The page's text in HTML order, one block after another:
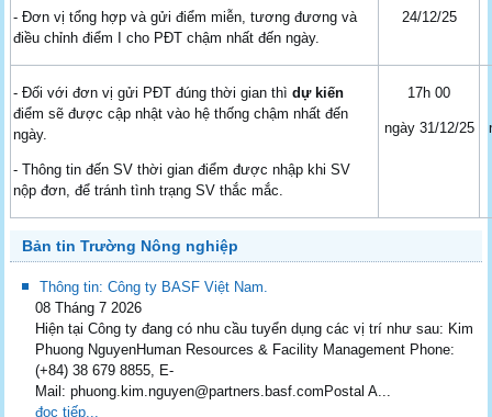
- Đơn vị tổng hợp và gửi điểm miễn, tương đương và
điều chỉnh điểm I cho PĐT chậm nhất đến ngày.
24/12/25
- Đối với đơn vị gửi PĐT đúng thời gian thìdự kiến
điểm sẽ được cập nhật vào hệ thống chậm nhất đến
ngày.
- Thông tin đến SV thời gian điểm được nhập khi SV
nộp đơn, để tránh tình trạng SV thắc mắc.
17h 00
ngày 31/12/25
Bản tin Trường Nông nghiệp
Thông tin: Công ty BASF Việt Nam.
08 Tháng 7 2026
Hiện tại Công ty đang có nhu cầu tuyển dụng các vị trí như sau: Kim
Phuong NguyenHuman Resources & Facility Management Phone:
(+84) 38 679 8855, E-
Mail: phuong.kim.nguyen@partners.basf.comPostal A...
đọc tiếp...